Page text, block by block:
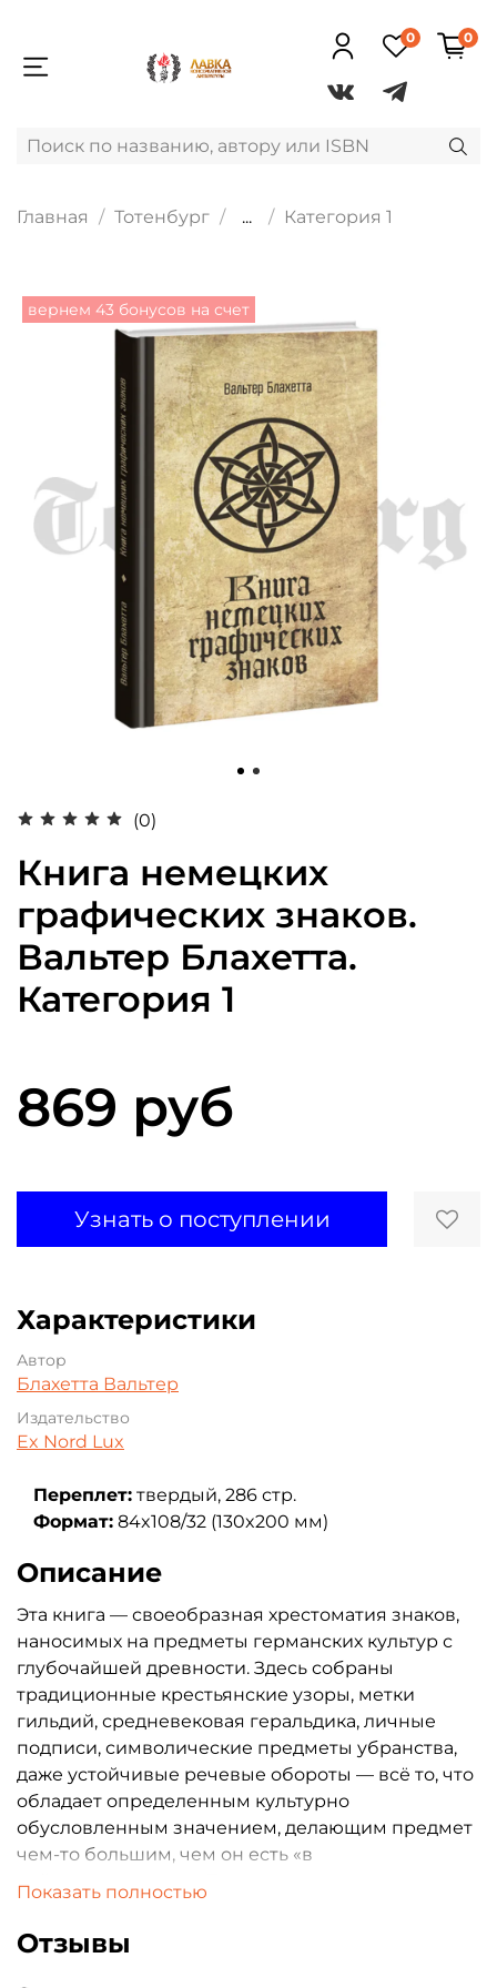
0 0
Главная Тотенбург ... Категория 1
вернем 43 бонусов на счет
(0)
Книга немецких
графических знаков.
Вальтер Блахетта.
Категория 1
869 руб
Узнать о поступлении
Характеристики
Автор
Блахетта Вальтер
Издательство
Ex Nord Lux
Переплет: твердый, 286 стр.
Формат: 84x108/32 (130x200 мм)
Описание
Эта книга — своеобразная хрестоматия знаков,
наносимых на предметы германских культур с
глубочайшей древности. Здесь собраны
традиционные крестьянские узоры, метки
гильдий, средневековая геральдика, личные
подписи, символические предметы убранства,
даже устойчивые речевые обороты — всё то, что
обладает определенным культурно
обусловленным значением, делающим предмет
чем-то большим, чем он есть «в
действительности». Пытаясь восстановить смысл
простейшие составляющие, которыми зачастую
оказываются руны. В толковании Блахетты
Показать полностью
Отзывы